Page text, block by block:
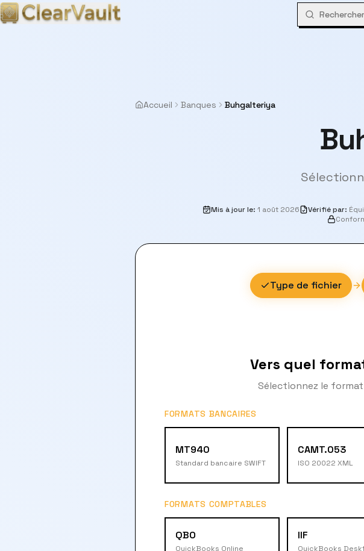
Accueil Banques Buhgalteriya
Mis à jour le: 1 août 2026 Vérifié par:
Type de fichier
Vers quel
Sélectionnez le
FORMATS BANCAIRES
MT940
Standard bancaire SWIFT
CAMT.053
ISO 20022 XML
FORMATS COMPTABLES
QBO
QuickBooks Online
IIF
QuickBooks